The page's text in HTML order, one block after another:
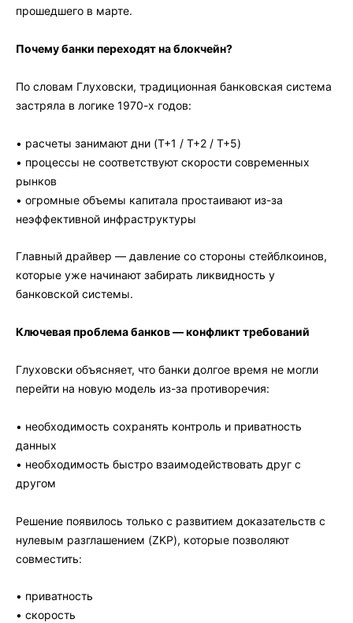
прошедшего в марте.
Почему банки переходят на блокчейн?
По словам Глуховски, традиционная банковская система
застряла в логике 1970-х годов:
• расчеты занимают дни (T+1 / T+2 / T+5)
• процессы не соответствуют скорости современных
рынков
• огромные объемы капитала простаивают из-за
неэффективной инфраструктуры
Главный драйвер — давление со стороны стейблкоинов,
которые уже начинают забирать ликвидность у
банковской системы.
Ключевая проблема банков — конфликт требований
Глуховски объясняет, что банки долгое время не могли
перейти на новую модель из-за противоречия:
• необходимость сохранять контроль и приватность
данных
• необходимость быстро взаимодействовать друг с
другом
Решение появилось только с развитием доказательств с
нулевым разглашением (ZKP), которые позволяют
совместить:
• приватность
• скорость